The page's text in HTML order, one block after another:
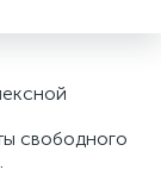
свободного